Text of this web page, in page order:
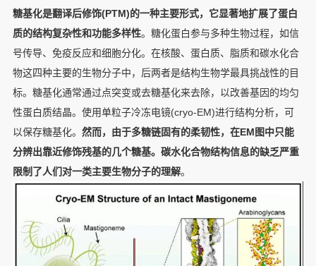
糖基化是翻译后修饰(PTM)的一种主要形式，它显著地扩展了蛋白
质的结构复杂性和功能多样性。糖化蛋白参与多种生物过程，如信
号传导、免疫反应和细胞分化。在核酸、蛋白质、脂质和碳水化合
物这四种主要的生物分子中，后两者是结构生物学最具挑战性的目
标。糖基化通常通过点突变或去糖基化来去除，以改善基因的均匀
性蛋白质结晶。使用单粒子冷冻电镜(cryo-EM)进行结构分析，可
以保存糖基化。 然而，由于多糖链固有的柔韧性，在EM图中只能
分辨出靠近修饰残基的几个糖基。碳水化合物结构信息的缺乏严重
限制了人们对一类主要生物分子的理解。